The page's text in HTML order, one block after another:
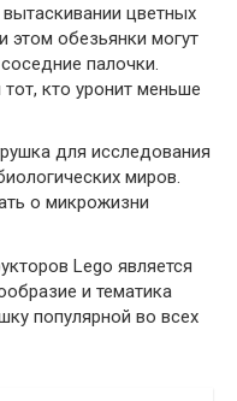
цветных
этом обезьянки могут
палочки.
кто уронит меньше
для исследования
миров.
о микрожизни
Lego является
и тематика
популярной во всех